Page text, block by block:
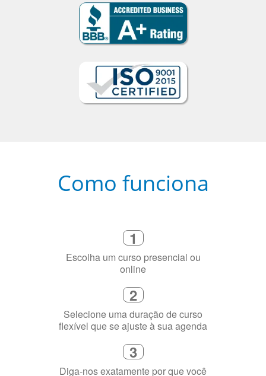
Como funciona
Escolha um curso presencial ou
online
Selecione uma duração de curso
flexível que se ajuste à sua agenda
Diga-nos exatamente por que você
precisa aprender a língua